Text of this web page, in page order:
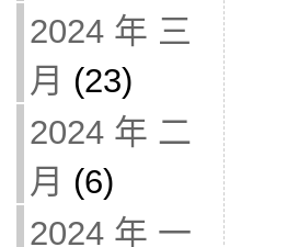
2024 年 三
月 (23)
2024 年 二
月 (6)
2024 年 一